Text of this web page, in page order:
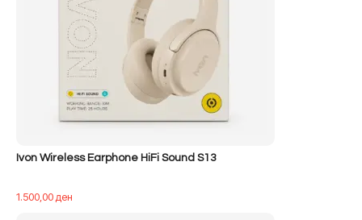
Ivon Wireless Earphone HiFi Sound S13
1.500,00ден